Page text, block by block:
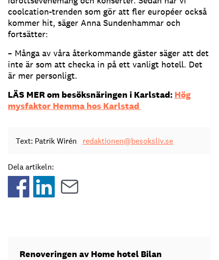
coolcation-trenden som gör att fler européer också
kommer hit, säger Anna Sundenhammar och
fortsätter:
– Många av våra återkommande gäster säger att det
inte är som att checka in på ett vanligt hotell. Det
är mer personligt.
LÄS MER om besöksnäringen i Karlstad: Hög
mysfaktor Hemma hos Karlstad
Text: Patrik Wirén redaktionen@besoksliv.se
Dela artikeln:
Renoveringen av Home hotel Bilan